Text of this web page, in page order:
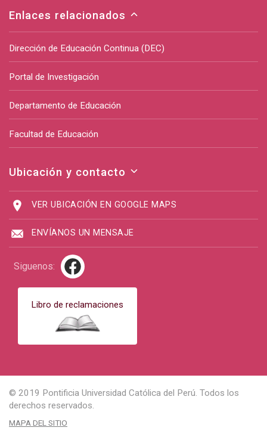
Enlaces relacionados
Dirección de Educación Continua (DEC)
Portal de Investigación
Departamento de Educación
Facultad de Educación
Ubicación y contacto
VER UBICACIÓN EN GOOGLE MAPS
ENVÍANOS UN MENSAJE
Siguenos:
Libro de reclamaciones
© 2019 Pontificia Universidad Católica del Perú. Todos los
derechos reservados.
MAPA DEL SITIO